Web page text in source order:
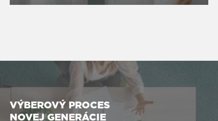
VÝBEROVÝ PROCES
NOVEJ GENERÁCIE